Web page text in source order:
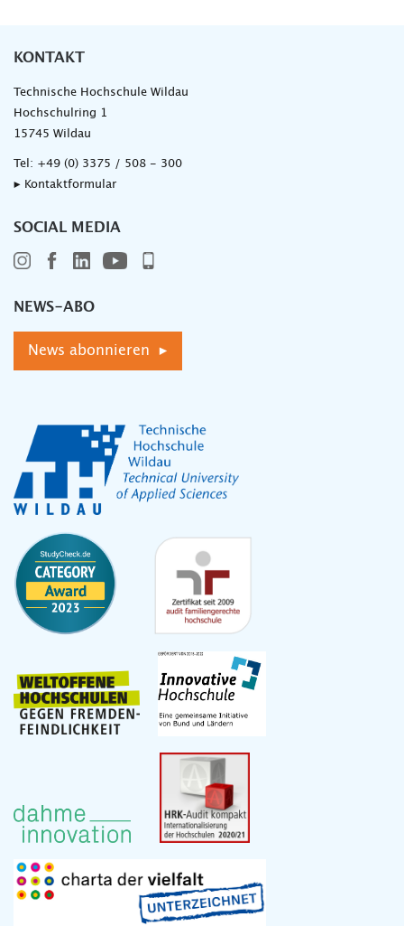
KONTAKT
Technische Hochschule Wildau
Hochschulring 1
15745 Wildau
Tel: +49 (0) 3375 / 508 - 300
▸ Kontaktformular
SOCIAL MEDIA
NEWS-ABO
News abonnieren ▸